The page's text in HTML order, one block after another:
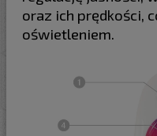
oraz ich prędkości,
oświetleniem.